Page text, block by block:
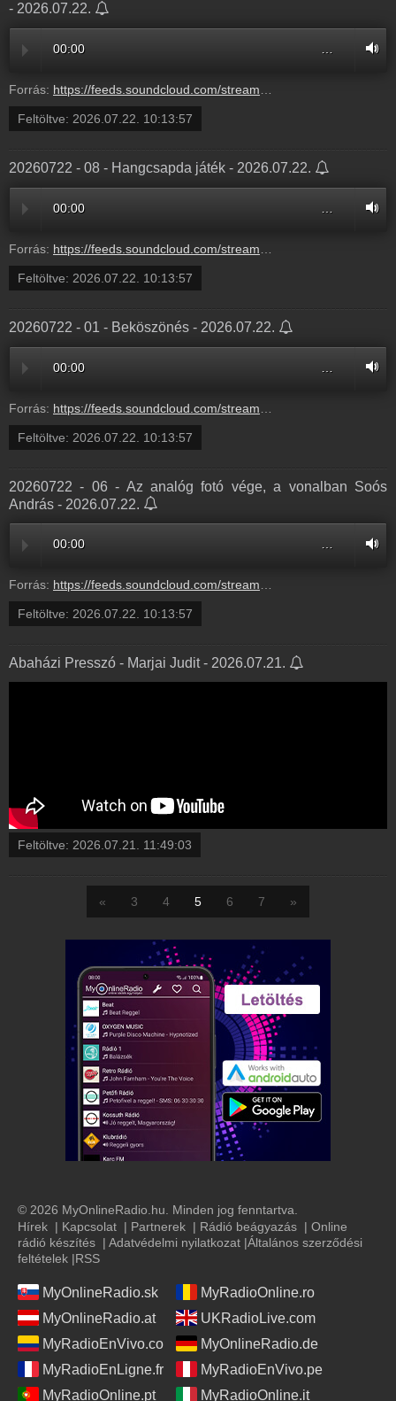
- 2026.07.22.
00:00
Forrás: https://feeds.soundcloud.com/stream/2365671470-bochkorradioshow-20260722-04-tanarok-es-az-onlyfans-hallgatoi-reakciok-4.mp3
Feltöltve: 2026.07.22. 10:13:57
20260722 - 08 - Hangcsapda játék - 2026.07.22.
00:00
Forrás: https://feeds.soundcloud.com/stream/2365671467-bochkorradioshow-20260722-08-hangcsapda-jatek-8.mp3
Feltöltve: 2026.07.22. 10:13:57
20260722 - 01 - Beköszönés - 2026.07.22.
00:00
Forrás: https://feeds.soundcloud.com/stream/2365671464-bochkorradioshow-20260722-01-bekoszones-1.mp3
Feltöltve: 2026.07.22. 10:13:57
20260722 - 06 - Az analóg fotó vége, a vonalban Soós
András - 2026.07.22.
00:00 …
Forrás: https://feeds.soundcloud.com/stream/2365671461-bochkorradioshow-20260722-06-az-analog-foto-vege-a-vonalban-soos-andras-6.mp3
Feltöltve: 2026.07.22. 10:13:57
Abaházi Presszó - Marjai Judit - 2026.07.21.
Feltöltve: 2026.07.21. 11:49:03
« 3 4 5 6 7 »
© 2026 MyOnlineRadio.hu. Minden jog fenntartva.
Hírek | Kapcsolat | Partnerek | Rádió beágyazás | Online
rádió készítés | Adatvédelmi nyilatkozat |Általános szerződési
feltételek |RSS
MyOnlineRadio.sk
MyRadioOnline.ro
MyOnlineRadio.at
UKRadioLive.com
MyRadioEnVivo.co
MyOnlineRadio.de
MyRadioEnLigne.fr
MyRadioEnVivo.pe
MyRadioOnline.pt
MyRadioOnline.it